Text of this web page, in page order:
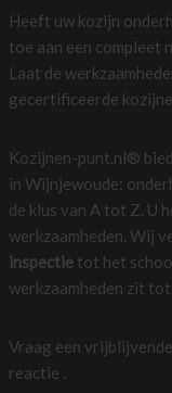
Heeft uw kozijn
toe aan een compleet
Laat de
gecertificeerde
Kozijnen-punt.nl®
in Wijnjewoude:
de klus van A tot Z. U
werkzaamheden. Wij
inspectietot het
werkzaamheden zit tot
Vraag een
reactie .